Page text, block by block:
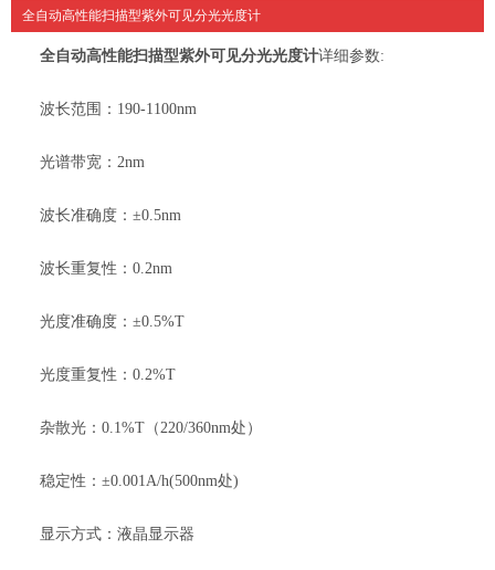
全自动高性能扫描型紫外可见分光光度计
全自动高性能扫描型紫外可见分光光度计详细参数:
波长范围：190-1100nm
光谱带宽：2nm
波长准确度：±0.5nm
波长重复性：0.2nm
光度准确度：±0.5%T
光度重复性：0.2%T
杂散光：0.1%T（220/360nm处）
稳定性：±0.001A/h(500nm处)
显示方式：液晶显示器